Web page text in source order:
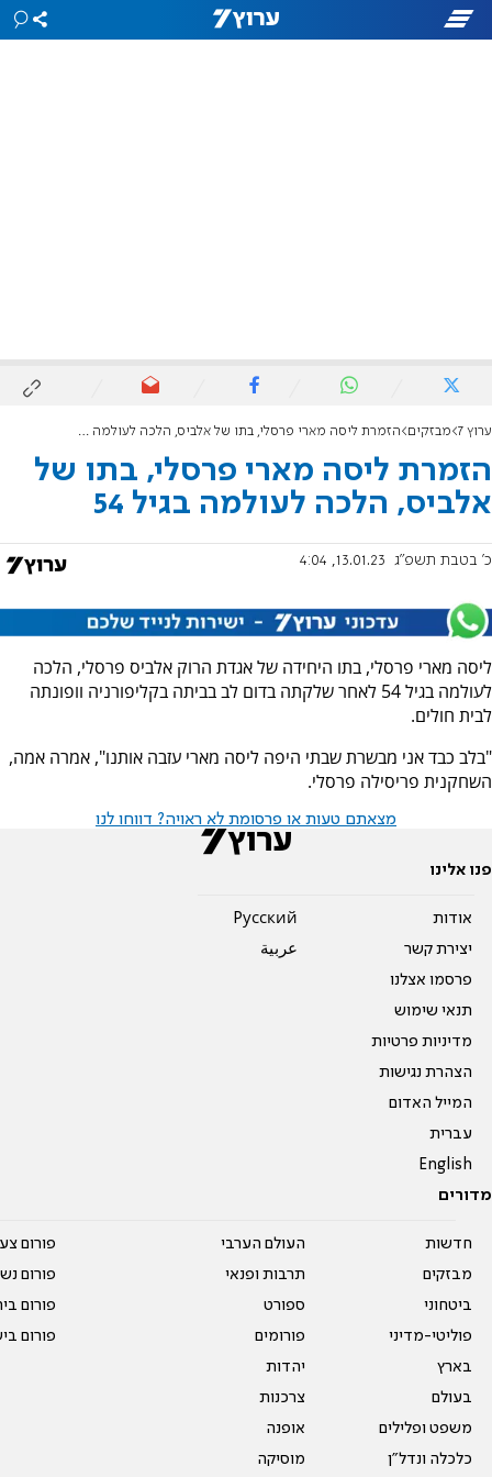
ערוץ 7 מבזקים הזמרת ליסה מארי פרסלי, בתו של אלביס, הלכה לעולמה בגיל 54
הזמרת ליסה מארי פרסלי, בתו של
אלביס, הלכה לעולמה בגיל 54
כ' בטבת תשפ"ג 13.01.23, 4:04
ליסה מארי פרסלי, בתו היחידה של אגדת הרוק אלביס פרסלי, הלכה
לעולמה בגיל 54 לאחר שלקתה בדום לב בביתה בקליפורניה וופונתה
לבית חולים.
"בלב כבד אני מבשרת שבתי היפה ליסה מארי עזבה אותנו", אמרה אמה,
השחקנית פריסילה פרסלי.
מצאתם טעות או פרסומת לא ראויה? דווחו לנו
פנו אלינו
אודות
יצירת קשר
פרסמו אצלנו
תנאי שימוש
מדיניות פרטיות
הצהרת נגישות
המייל האדום
עברית
English
Pусский
عربية
מדורים
חדשות
מבזקים
ביטחוני
פוליטי-מדיני
בארץ
בעולם
משפט ופלילים
כלכלה ונדל"ן
העולם הערבי
תרבות ופנאי
ספורט
פורומים
יהדות
צרכנות
אופנה
מוסיקה
פורום
פורום
פורום
פורום